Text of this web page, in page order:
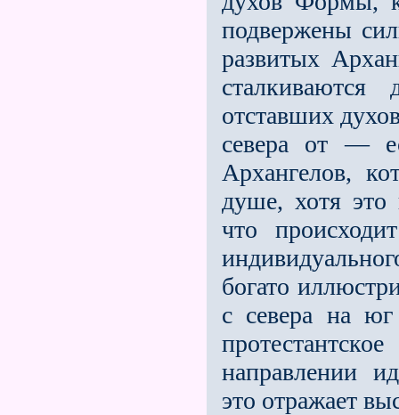
подвержены
развитых
отставших
севера от —
Архангелов,
душе, хотя это
что
богато
с севера на
направлении
это отражает